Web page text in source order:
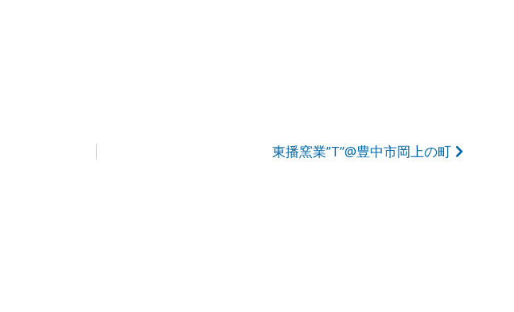
東播窯業”T”@豊中市岡上の町